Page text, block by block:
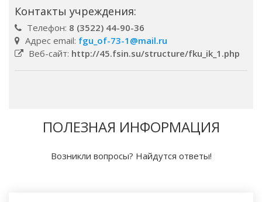
Контакты учреждения:
Телефон: 8 (3522) 44-90-36
Адрес email: fgu_of-73-1@mail.ru
Веб-сайт: http://45.fsin.su/structure/fku_ik_1.php
ПОЛЕЗНАЯ ИНФОРМАЦИЯ
Возникли вопросы? Найдутся ответы!